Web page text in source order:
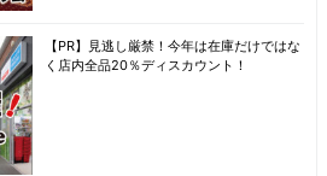
【PR】見逃し厳禁！今年は在庫だけではな
く店内全品20％ディスカウント！